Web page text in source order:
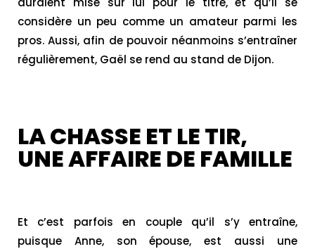
considère un peu comme un amateur parmi les
pros. Aussi, afin de pouvoir néanmoins s’entraîner
régulièrement, Gaël se rend au stand de Dijon.
LA CHASSE ET LE TIR,
UNE AFFAIRE DE FAMILLE
Et c’est parfois en couple qu’il s’y entraîne,
puisque Anne, son épouse, est aussi une